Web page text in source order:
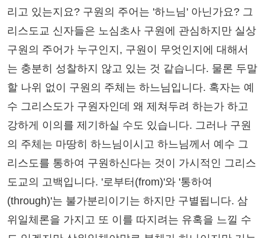
리고 있는지요? 구원의 주어는 '하느님' 아닌가요? 그
리스도교 신자들은 노심초사 구원에 관심하지만 실상
구원의 주어가 누구인지, 구원이 무엇인지에 대해서
는 충분히 성찰하지 않고 있는 것 같습니다. 물론 두말
할 나위 없이 구원의 주체는 하느님입니다. 혹자는 예
수 그리스도가 구원자인데 왜 제쳐두려 하는가 하고
강하게 이의를 제기하실 수도 있습니다. 그러나 구원
의 주체는 마땅히 하느님이시고 하느님께서 예수 그
리스도를 통하여 구원하신다는 것이 가시적인 그리스
도교의 고백입니다. '로부터(from)'와 '통하여
(through)'는 불가분리이기는 하지만 구별됩니다. 삼
위일체론을 가지고 또 이를 따지려는 유혹을 느낄 수